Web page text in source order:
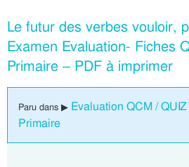
Le futur des verbes vouloir,
Examen Evaluation- Fiches
Primaire – PDF à imprimer
Paru dans ▶ Evaluation QCM /
Primaire